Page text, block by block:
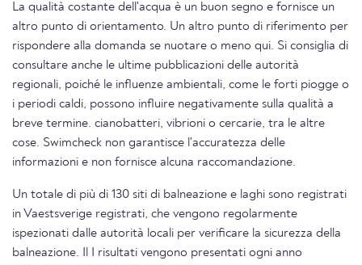
La qualità costante dell'acqua è un buon segno e fornisce un
altro punto di orientamento. Un altro punto di riferimento per
rispondere alla domanda se nuotare o meno qui. Si consiglia di
consultare anche le ultime pubblicazioni delle autorità
regionali, poiché le influenze ambientali, come le forti piogge o
i periodi caldi, possono influire negativamente sulla qualità a
breve termine. cianobatteri, vibrioni o cercarie, tra le altre
cose. Swimcheck non garantisce l'accuratezza delle
informazioni e non fornisce alcuna raccomandazione.
Un totale di più di 130 siti di balneazione e laghi sono registrati
in Vaestsverige registrati, che vengono regolarmente
ispezionati dalle autorità locali per verificare la sicurezza della
balneazione. Il I risultati vengono presentati ogni anno